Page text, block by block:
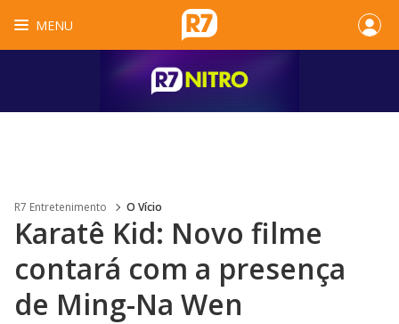
MENU
R7 Entretenimento O Vício
Karatê Kid: Novo filme
contará com a presença
de Ming-Na Wen